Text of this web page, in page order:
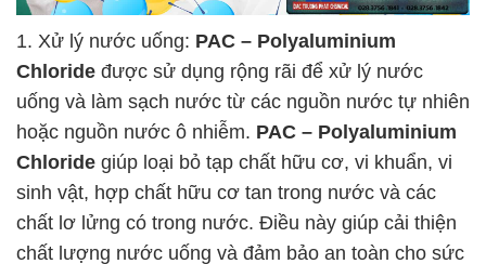
1. Xử lý nước uống: PAC – Polyaluminium
Chloride được sử dụng rộng rãi để xử lý nước
uống và làm sạch nước từ các nguồn nước tự nhiên
hoặc nguồn nước ô nhiễm. PAC – Polyaluminium
Chloride giúp loại bỏ tạp chất hữu cơ, vi khuẩn, vi
sinh vật, hợp chất hữu cơ tan trong nước và các
chất lơ lửng có trong nước. Điều này giúp cải thiện
chất lượng nước uống và đảm bảo an toàn cho sức